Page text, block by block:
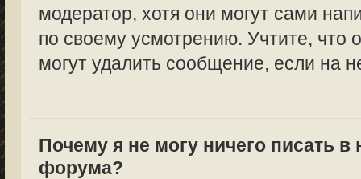
модератор, хотя они могут сами
по своему усмотрению. Учтите, что
могут удалить сообщение, если на
Почему я не могу ничего писать в
форума?